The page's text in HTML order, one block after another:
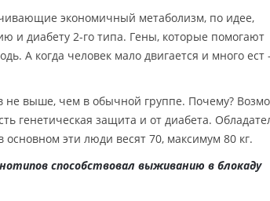
экономичный метаболизм, по идее,
и диабету 2-го типа. Гены, которые помогают
А когда человек мало двигается и много ест
не выше, чем в обычной группе. Почему?
генетическая защита и от диабета.
эти люди весят 70, максимум 80 кг.
способствовал выживанию в блокаду